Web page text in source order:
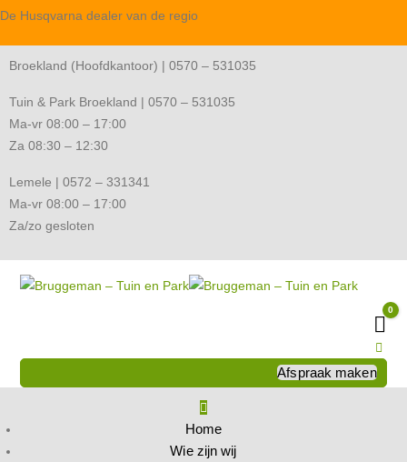
De Husqvarna dealer van de regio
Broekland (Hoofdkantoor) | 0570 – 531035
Tuin & Park Broekland | 0570 – 531035
Ma-vr 08:00 – 17:00
Za 08:30 – 12:30
Lemele | 0572 – 331341
Ma-vr 08:00 – 17:00
Za/zo gesloten
0
Afspraak maken
Home
Wie zijn wij